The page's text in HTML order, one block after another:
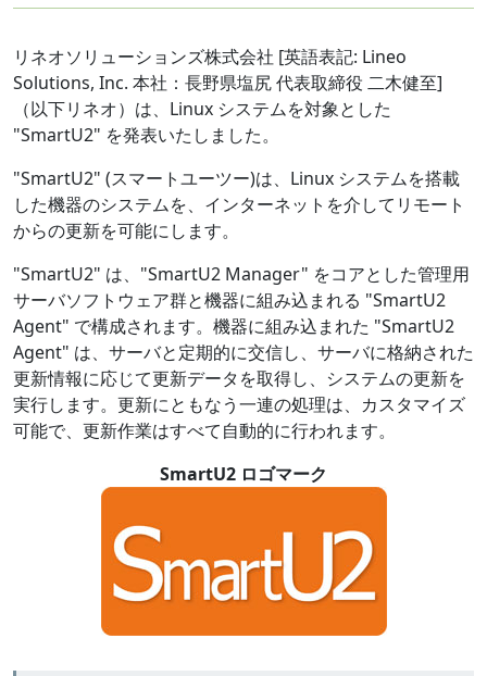
リネオソリューションズ株式会社 [英語表記: Lineo
Solutions, Inc. 本社：長野県塩尻 代表取締役 二木健至]
（以下リネオ）は、Linux システムを対象とした
"SmartU2" を発表いたしました。
"SmartU2" (スマートユーツー)は、Linux システムを搭載
した機器のシステムを、インターネットを介してリモート
からの更新を可能にします。
"SmartU2" は、"SmartU2 Manager" をコアとした管理用
サーバソフトウェア群と機器に組み込まれる "SmartU2
Agent" で構成されます。機器に組み込まれた "SmartU2
Agent" は、サーバと定期的に交信し、サーバに格納された
更新情報に応じて更新データを取得し、システムの更新を
実行します。更新にともなう一連の処理は、カスタマイズ
可能で、更新作業はすべて自動的に行われます。
SmartU2 ロゴマーク